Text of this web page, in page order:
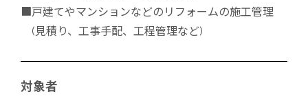
■戸建てやマンションなどのリフォームの施工管理
(見積り、工事手配、工程管理など)
対象者